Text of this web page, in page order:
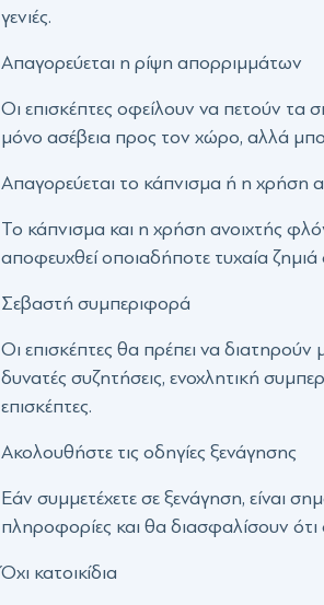
γενιές.
Απαγορεύεται η ρίψη απορριμμάτων
Οι επισκέπτες οφείλουν να πετούν τα
μόνο ασέβεια προς τον χώρο, αλλά
Απαγορεύεται το κάπνισμα ή η χρήση
Το κάπνισμα και η χρήση ανοιχτής
αποφευχθεί οποιαδήποτε τυχαία
Σεβαστή συμπεριφορά
Οι επισκέπτες θα πρέπει να
δυνατές συζητήσεις, ενοχλητική
επισκέπτες.
Ακολουθήστε τις οδηγίες ξενάγησης
Εάν συμμετέχετε σε ξενάγηση, είναι
πληροφορίες και θα διασφαλίσουν
Όχι κατοικίδια